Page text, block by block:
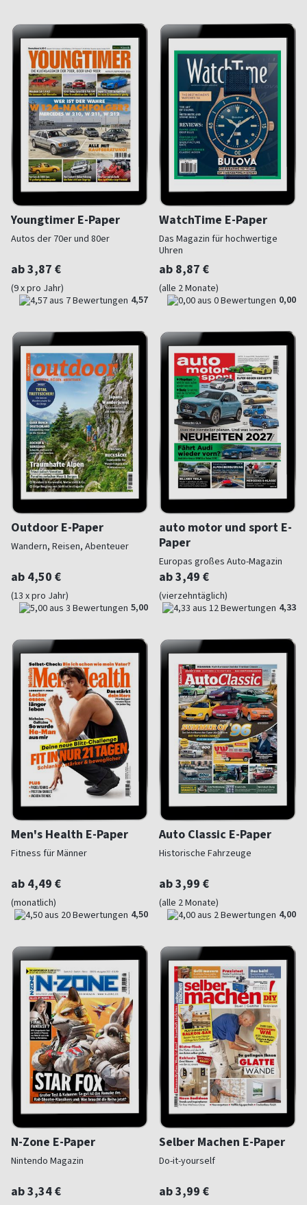
Youngtimer E-Paper
Autos der 70er und 80er
ab 3,87 €
(9 x pro Jahr)
4,57
WatchTime E-Paper
Das Magazin für hochwertige
Uhren
ab 8,87 €
(alle 2 Monate)
0,00
Outdoor E-Paper
Wandern, Reisen, Abenteuer
ab 4,50 €
(13 x pro Jahr)
5,00
auto motor und sport E-
Paper
Europas großes Auto-Magazin
ab 3,49 €
(vierzehntäglich)
4,33
Men's Health E-Paper
Fitness für Männer
ab 4,49 €
(monatlich)
4,50
Auto Classic E-Paper
Historische Fahrzeuge
ab 3,99 €
(alle 2 Monate)
4,00
N-Zone E-Paper
Nintendo Magazin
ab 3,34 €
Selber Machen E-Paper
Do-it-yourself
ab 3,99 €